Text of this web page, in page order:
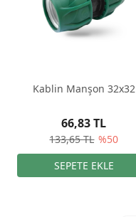
Kablin Manşon 32x32
133,65 TL %50
66,83 TL